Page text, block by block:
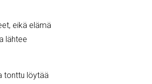
eikä elämä
lähtee
tonttu löytää